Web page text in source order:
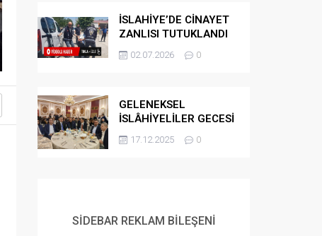
İSLAHİYE’DE CİNAYET
ZANLISI TUTUKLANDI
02.07.2026 0
GELENEKSEL
İSLÂHİYELİLER GECESİ
DÜZENLENDİ
17.12.2025 0
SİDEBAR REKLAM BİLEŞENİ